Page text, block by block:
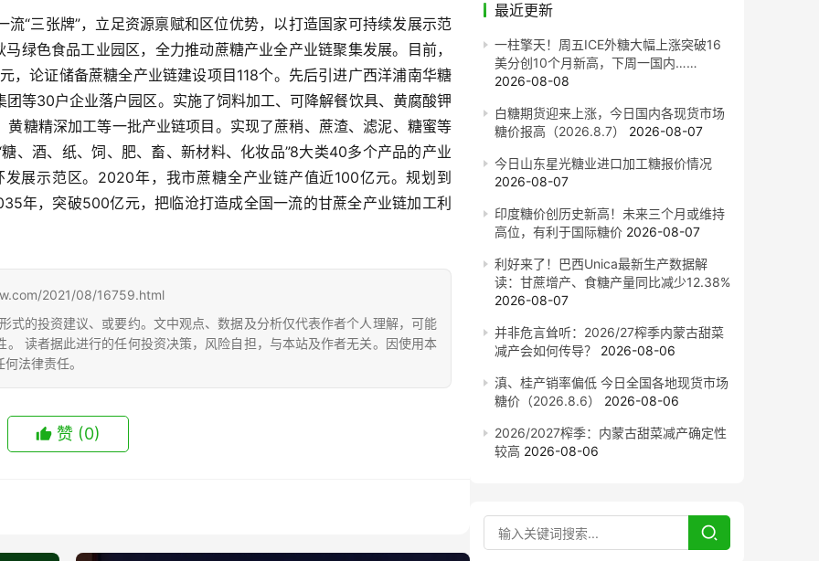
“三张牌”，立足资源禀赋和区位优势，以打造国家可持续发展示范
绿色食品工业园区，全力推动蔗糖产业全产业链聚集发展。目前，
，论证储备蔗糖全产业链建设项目118个。先后引进广西洋浦南华糖
等30户企业落户园区。实施了饲料加工、可降解餐饮具、黄腐酸钾
糖精深加工等一批产业链项目。实现了蔗稍、蔗渣、滤泥、糖蜜等
、酒、纸、饲、肥、畜、新材料、化妆品”8大类40多个产品的产业
展示范区。2020年，我市蔗糖全产业链产值近100亿元。规划到
年，突破500亿元，把临沧打造成全国一流的甘蔗全产业链加工利
2021/08/16759.html
式的投资建议、或要约。文中观点、数据及分析仅代表作者个人理解，可能
读者据此进行的任何投资决策，风险自担，与本站及作者无关。因使用本
法律责任。
赞 (0)
最近更新
一柱擎天！周五ICE外糖大幅上涨突破16
美分创10个月新高，下周一国内……
2026-08-08
白糖期货迎来上涨，今日国内各现货市场
糖价报高（2026.8.7）
2026-08-07
今日山东星光糖业进口加工糖报价情况
2026-08-07
印度糖价创历史新高！未来三个月或维持
高位，有利于国际糖价 2026-08-07
利好来了！巴西Unica最新生产数据解
读：甘蔗增产、食糖产量同比减少12.38%
2026-08-07
并非危言耸听：2026/27榨季内蒙古甜菜
减产会如何传导？
2026-08-06
滇、桂产销率偏低 今日全国各地现货市场
糖价（2026.8.6）
2026-08-06
2026/2027榨季：内蒙古甜菜减产确定性
较高 2026-08-06